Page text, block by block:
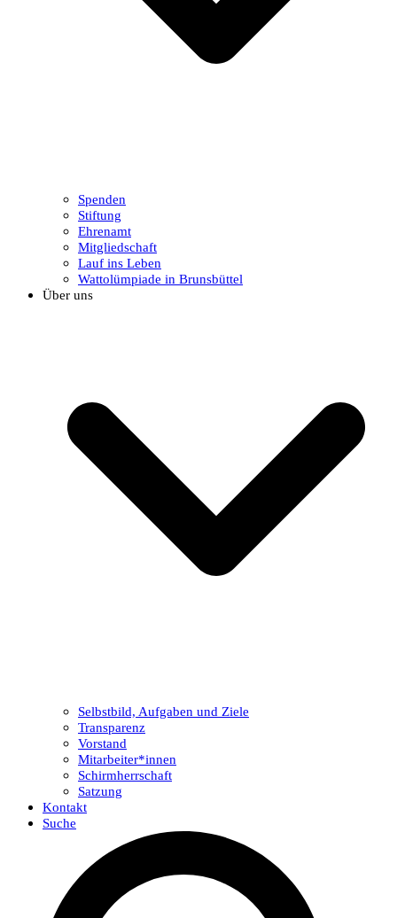
Spenden
Stiftung
Ehrenamt
Mitgliedschaft
Lauf ins Leben
Wattolümpiade in Brunsbüttel
Über uns
Selbstbild, Aufgaben und Ziele
Transparenz
Vorstand
Mitarbeiter*innen
Schirmherrschaft
Satzung
Kontakt
Suche